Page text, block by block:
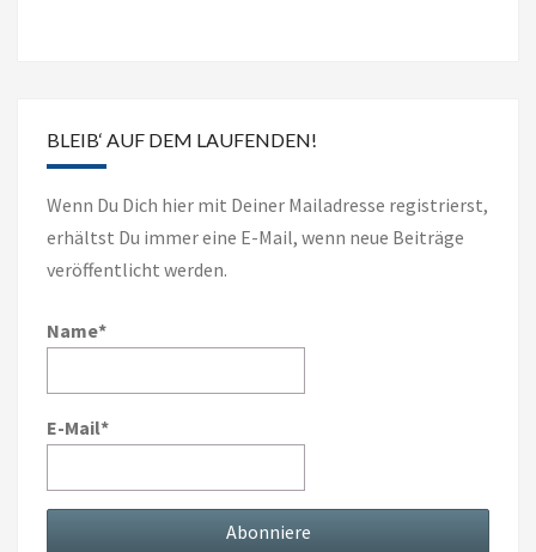
BLEIB‘ AUF DEM LAUFENDEN!
Wenn Du Dich hier mit Deiner Mailadresse registrierst,
erhältst Du immer eine E-Mail, wenn neue Beiträge
veröffentlicht werden.
Name*
E-Mail*